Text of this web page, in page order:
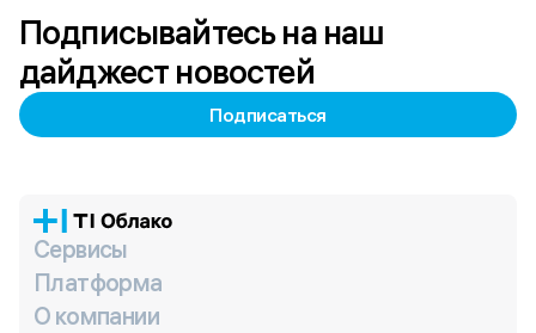
Подписывайтесь на наш
дайджест новостей
Подписаться
Сервисы
Платформа
О компании